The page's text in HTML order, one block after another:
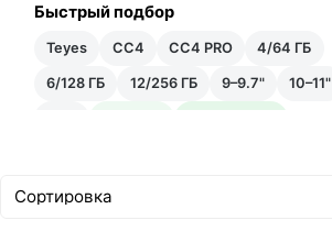
Быстрый подбор
Teyes CC4 CC4 PRO 4/64 ГБ
6/128 ГБ 12/256 ГБ 9–9.7" 10–11"